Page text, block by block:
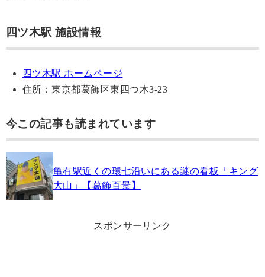
四ツ木駅 施設情報
四ツ木駅 ホームページ
住所：東京都葛飾区東四つ木3-23
今この記事も読まれています
亀有駅近くの環七沿いにある謎の看板「キング
大山」【葛飾百景】
スポンサーリンク